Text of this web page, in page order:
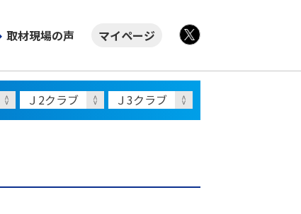
取材現場の声
マイページ